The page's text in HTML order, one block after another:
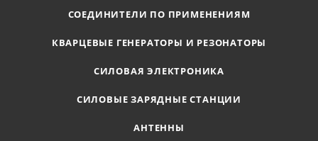
СОЕДИНИТЕЛИ ПО ПРИМЕНЕНИЯМ
КВАРЦЕВЫЕ ГЕНЕРАТОРЫ И РЕЗОНАТОРЫ
СИЛОВАЯ ЭЛЕКТРОНИКА
СИЛОВЫЕ ЗАРЯДНЫЕ СТАНЦИИ
АНТЕННЫ